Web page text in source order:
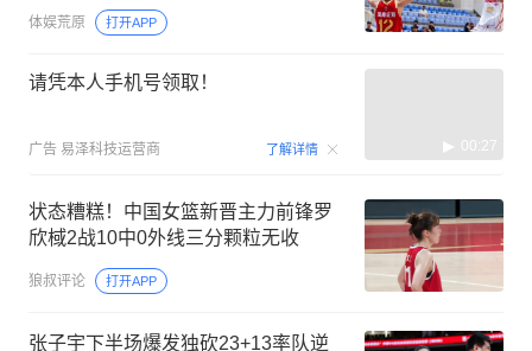
体娱荒原 打开APP
请凭本人手机号领取！
广告 易泽科技运营商 了解详情 00:27
状态糟糕！中国女篮新晋主力前锋罗
欣棫2战10中0外线三分颗粒无收
狼叔评论 打开APP
张子宇下半场爆发独砍23+13率队逆